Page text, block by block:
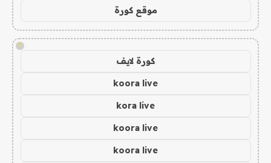
موقع كورة
!
كورة لايف
koora live
kora live
koora live
koora live